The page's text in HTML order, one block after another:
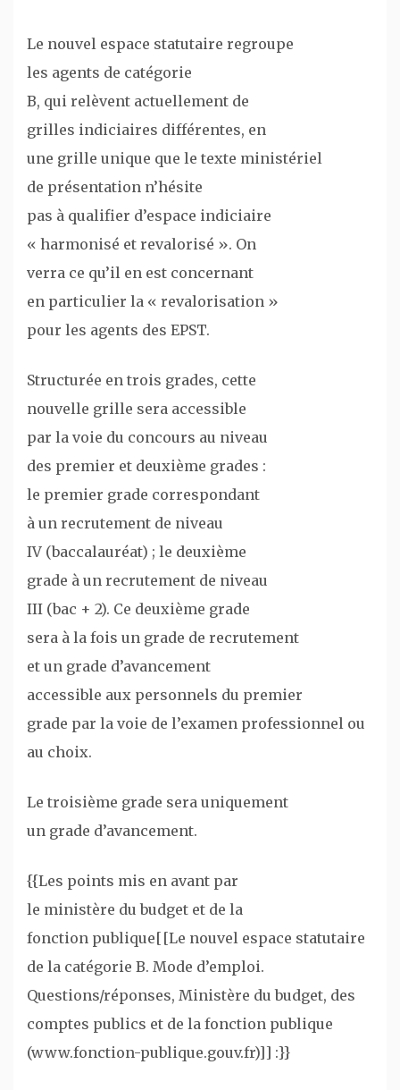
Le nouvel espace statutaire regroupe
les agents de catégorie
B, qui relèvent actuellement de
grilles indiciaires différentes, en
une grille unique que le texte ministériel
de présentation n’hésite
pas à qualifier d’espace indiciaire
« harmonisé et revalorisé ». On
verra ce qu’il en est concernant
en particulier la « revalorisation »
pour les agents des EPST.
Structurée en trois grades, cette
nouvelle grille sera accessible
par la voie du concours au niveau
des premier et deuxième grades :
le premier grade correspondant
à un recrutement de niveau
IV (baccalauréat) ; le deuxième
grade à un recrutement de niveau
III (bac + 2). Ce deuxième grade
sera à la fois un grade de recrutement
et un grade d’avancement
accessible aux personnels du premier
grade par la voie de l’examen professionnel ou
au choix.
Le troisième grade sera uniquement
un grade d’avancement.
{{Les points mis en avant par
le ministère du budget et de la
fonction publique[[Le nouvel espace statutaire
de la catégorie B. Mode d’emploi.
Questions/réponses, Ministère du budget, des
comptes publics et de la fonction publique
(www.fonction-publique.gouv.fr)]] :}}